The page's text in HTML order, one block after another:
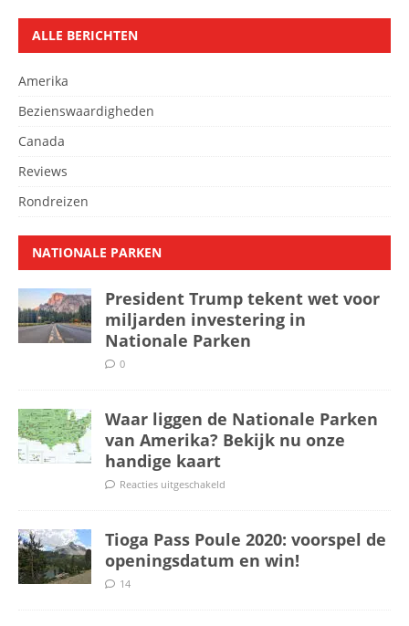
ALLE BERICHTEN
Amerika
Bezienswaardigheden
Canada
Reviews
Rondreizen
NATIONALE PARKEN
President Trump tekent wet voor
miljarden investering in
Nationale Parken
0
Waar liggen de Nationale Parken
van Amerika? Bekijk nu onze
handige kaart
Reacties uitgeschakeld
Tioga Pass Poule 2020: voorspel de
openingsdatum en win!
14